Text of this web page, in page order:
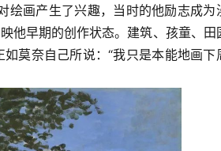
绘画产生了兴趣，当时的他励志成为
他早期的创作状态。建筑、孩童、田
莫奈自己所说：“我只是本能地画下